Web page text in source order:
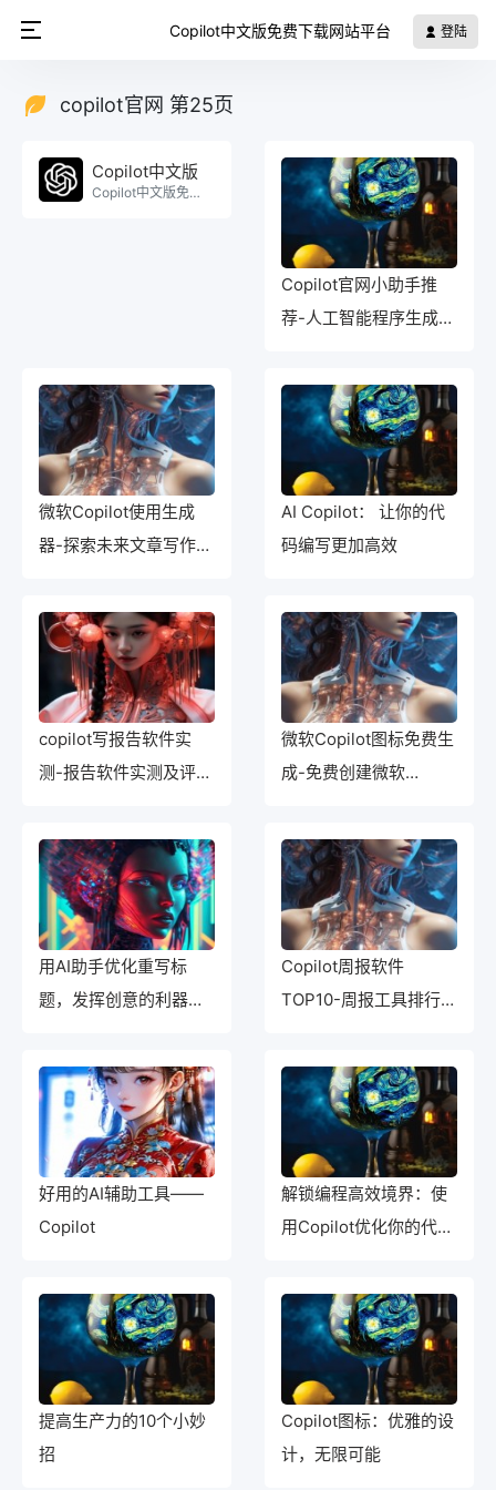
Copilot中文版免费下载网站平台 登陆
copilot官网 第25页
Copilot中文版
Copilot中文版免费使用。
Copilot官网小助手推
荐-人工智能程序生成的
微软Copilot使用生成
器-探索未来文章写作的
AI Copilot： 让你的代
码编写更加高效
copilot写报告软件实
测-报告软件实测及评估
微软Copilot图标免费生
成-免费创建微软
用AI助手优化重写标
题，发挥创意的利器
测
Copilot周报软件
TOP10-周报工具排行榜
好用的AI辅助工具——
Copilot
解锁编程高效境界：使
用Copilot优化你的代码
提高生产力的10个小妙
招
Copilot图标：优雅的设
计，无限可能